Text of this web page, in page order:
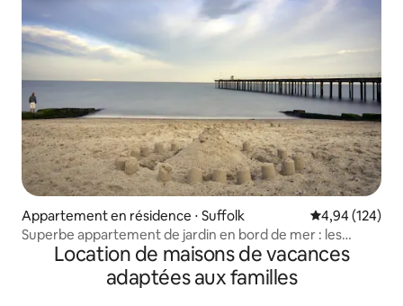
Appartement en résidence ⋅ Suffolk Évaluation
4,94 (124)
Superbe appartement de jardin en bord de mer : les
chiens sont les bienvenus
Location de maisons de vacances
adaptées aux familles